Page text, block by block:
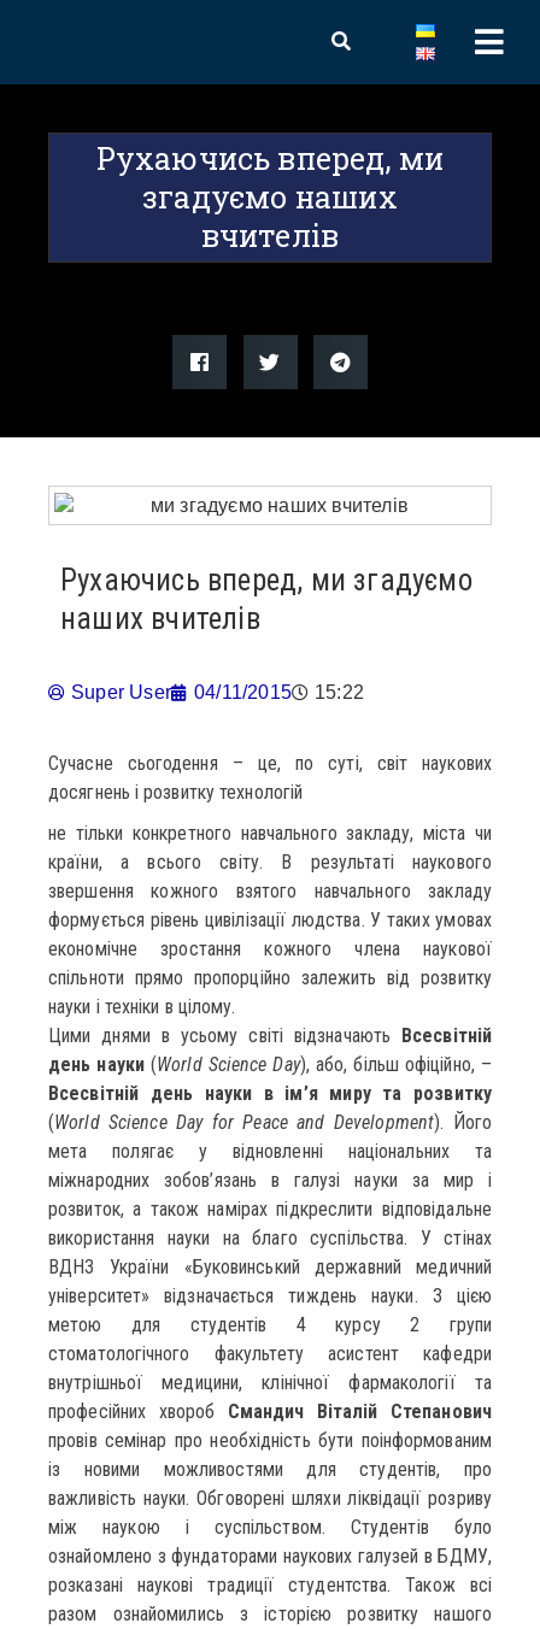
Рухаючись вперед, ми
згадуємо наших
вчителів
Рухаючись вперед, ми згадуємо
наших вчителів
Super User 04/11/2015 15:22
Сучасне сьогодення – це, по суті, світ наукових
досягнень і розвитку технологій
не тільки конкретного навчального закладу, міста чи
країни, а всього світу. В результаті наукового
звершення кожного взятого навчального закладу
формується рівень цивілізації людства. У таких умовах
економічне зростання кожного члена наукової
спільноти прямо пропорційно залежить від розвитку
науки і техніки в цілому.
Цими днями в усьому світі відзначають Всесвітній
день науки(World Science Day), або, більш офіційно, –
Всесвітній день науки в ім’я миру та розвитку
(World Science Day for Peace and Development). Його
мета полягає у відновленні національних та
міжнародних зобов’язань в галузі науки за мир і
розвиток, а також намірах підкреслити відповідальне
використання науки на благо суспільства. У стінах
ВДНЗ України «Буковинський державний медичний
університет» відзначається тиждень науки. З цією
метою для студентів 4 курсу 2 групи
стоматологічного факультету асистент кафедри
внутрішньої медицини, клінічної фармакології та
професійних хвороб Смандич Віталій Степанович
провів семінар про необхідність бути поінформованим
із новими можливостями для студентів, про
важливість науки. Обговорені шляхи ліквідації розриву
між наукою і суспільством. Студентів було
ознайомлено з фундаторами наукових галузей в БДМУ,
розказані наукові традиції студентства. Також всі
разом ознайомились з історією розвитку нашого